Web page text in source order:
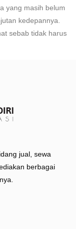
yang masih belum
kedepannya.
sebab tidak harus
jual, sewa
berbagai